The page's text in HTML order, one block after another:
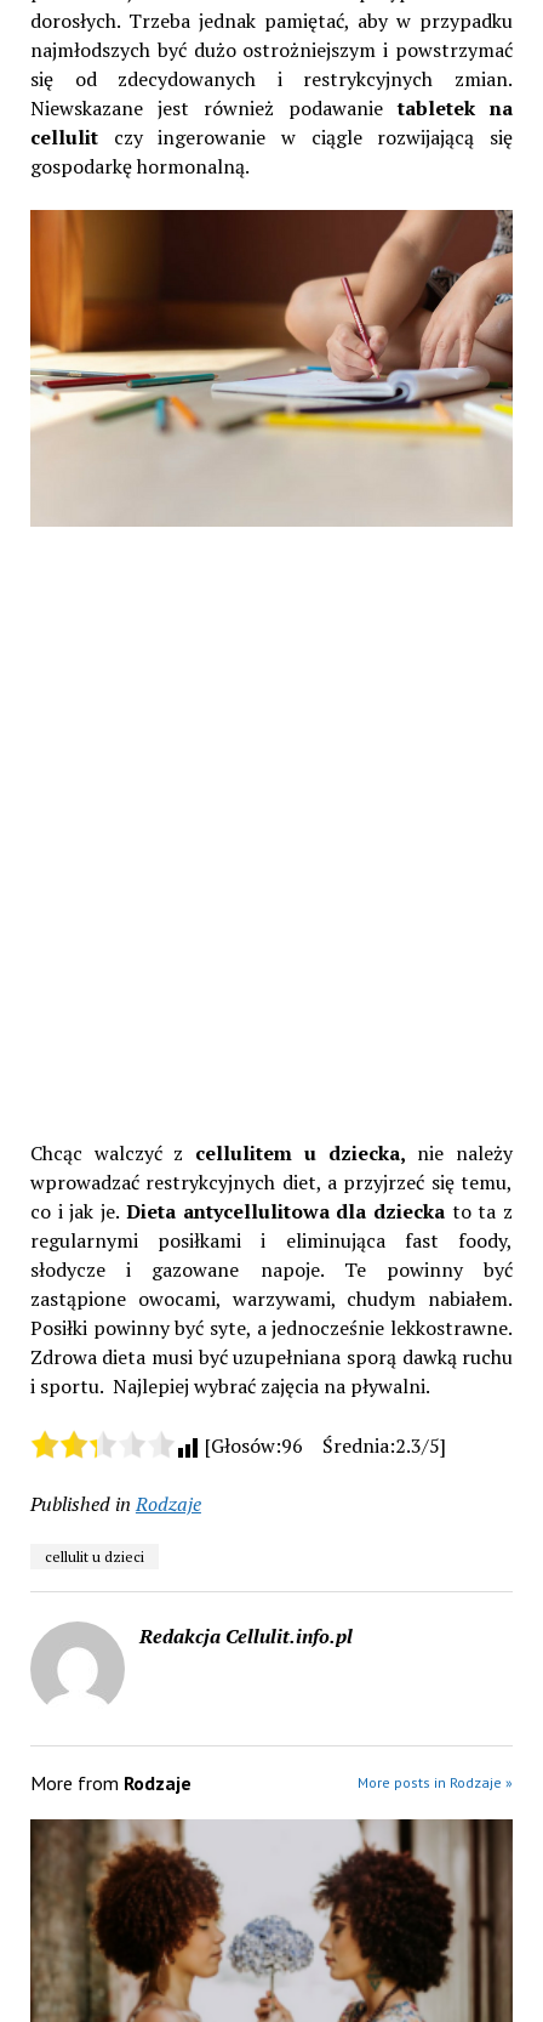
dorosłych. Trzeba jednak pamiętać, aby w przypadku
najmłodszych być dużo ostrożniejszym i powstrzymać
się od zdecydowanych i restrykcyjnych zmian.
Niewskazane jest również podawanietabletek na
cellulitczy ingerowanie w ciągle rozwijającą się
gospodarkę hormonalną.
Chcąc walczyć z cellulitem u dziecka, nie należy
wprowadzać restrykcyjnych diet, a przyjrzeć się temu,
co i jak je. Dieta antycellulitowa dla dzieckato ta z
regularnymi posiłkami i eliminująca fast foody,
słodycze i gazowane napoje. Te powinny być
zastąpione owocami, warzywami, chudym nabiałem.
Posiłki powinny być syte, a jednocześnie lekkostrawne.
Zdrowa dieta musi być uzupełniana sporą dawką ruchu
i sportu. Najlepiej wybrać zajęcia na pływalni.
[Głosów:96 Średnia:2.3/5]
Published in Rodzaje
cellulit u dzieci
Redakcja Cellulit.info.pl
More from Rodzaje More posts in Rodzaje »